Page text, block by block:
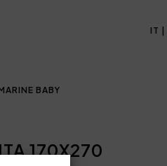
IT |
BABY
170X270